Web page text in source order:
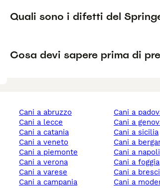
Quali sono i difetti del
Cosa devi sapere prima di
cani a abruzzo
cani a lecce
cani a catania
cani a veneto
cani a piemonte
cani a verona
cani a varese
cani a campania
cani a
cani a
cani a sicilia
cani a
cani a napoli
cani a foggia
cani a
cani a